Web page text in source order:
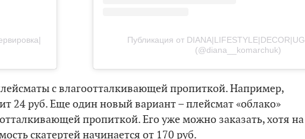
Публикация от
(@diana__komarchuk)
с влагоотталкивающей пропиткой. Например,
24 руб. Еще один новый вариант – плейсмат «облако»
пропиткой. Его уже можно заказать, хотя на
скатертей начинается от 170 руб.